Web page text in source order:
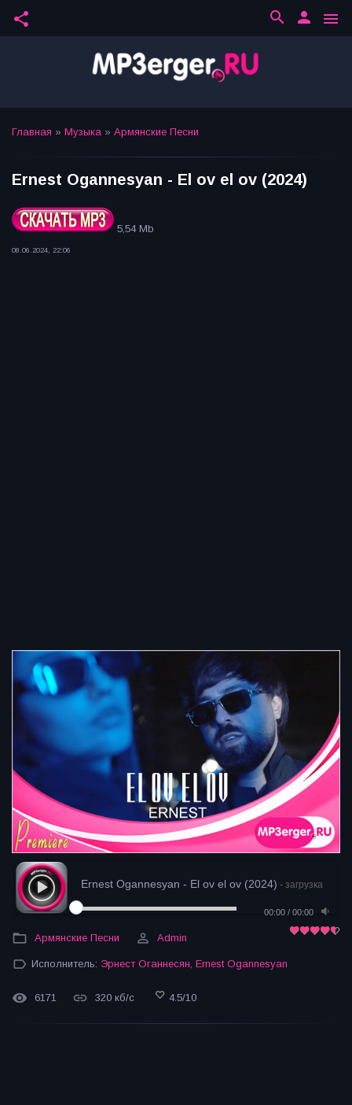
share menu
person
search
Главная » Музыка » Армянские Песни
Ernest Ogannesyan - El ov el ov (2024)
5,54 Mb
08.06.2024, 22:06
Ernest Ogannesyan - El ov el ov (2024) - загрузка
00:00 / 00:00
Армянские Песни Admin
Исполнитель: Эрнест Оганнесян Ernest Ogannesyan
6171 320 кб/с 4.5/10